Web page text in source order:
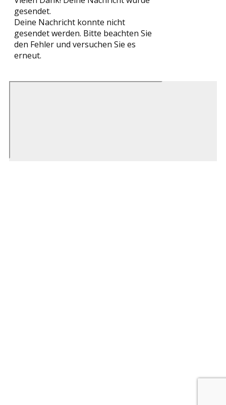
gesendet.
Deine Nachricht konnte nicht
gesendet werden. Bitte beachten Sie
den Fehler und versuchen Sie es
erneut.